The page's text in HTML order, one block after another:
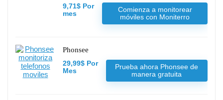
9,71$ Por
mes
Comienza a monitorear
móviles con Moniterro
Phonsee
29,99$ Por
Mes
Prueba ahora Phonsee de
manera gratuita